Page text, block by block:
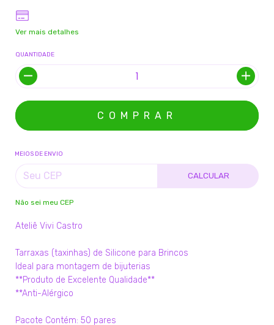
Ver mais detalhes
QUANTIDADE
MEIOS DE ENVIO
CALCULAR
Não sei meu CEP
Ateliê Vivi Castro
Tarraxas (taxinhas) de Silicone para Brincos
Ideal para montagem de bijuterias
**Produto de Excelente Qualidade**
**Anti-Alérgico
Pacote Contém: 50 pares